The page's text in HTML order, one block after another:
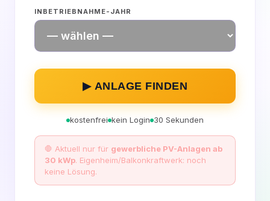
INBETRIEBNAHME-JAHR
▶ ANLAGE FINDEN
kostenfrei kein Login 30 Sekunden
🛑 Aktuell nur für gewerbliche PV-Anlagen ab
30 kWp. Eigenheim/Balkonkraftwerk: noch
keine Lösung.